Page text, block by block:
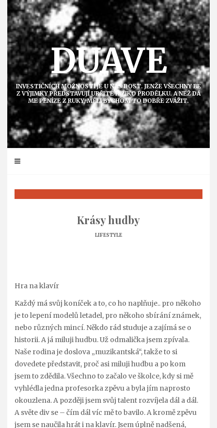
Přejít
obsahu
DUAVE
INVESTIČNÍCH MOŽNOSTÍ JE U NÁS DOST. JENŽE VŠECHNY BE
Z VÝJIMKY PŘEDSTAVUJÍ URČITÉ RIZIKO PRODĚLKU. A NEŽ DÁ
ME PENÍZE Z RUKY, MĚLI BYCHOM TO DOBŘE ZVÁŽIT.
Krásy hudby
LIFESTYLE
Hra na klavír
Každý má svůj koníček a to, co ho naplňuje.. pro někoho
je to lepení modelů letadel, pro někoho sbírání známek,
nebo různých mincí. Někdo rád studuje a zajímá se o
historii. A já miluji hudbu. Už odmalička jsem zpívala.
Naše rodina je doslova „muzikantská“, takže to si
dovedete představit, proč asi miluji hudbu a po kom
jsem to zdědila. Všechno to začalo ve školce, kdy si mě
vyhlédla jedna profesorka zpěvu a byla jím naprosto
okouzlena. A později jsem svůj talent rozvíjela dál a dál.
A světe div se – čím dál víc mě to bavilo. A kromě zpěvu
jsem se naučila hrát i na klavír. Jsem úplně nadšená,